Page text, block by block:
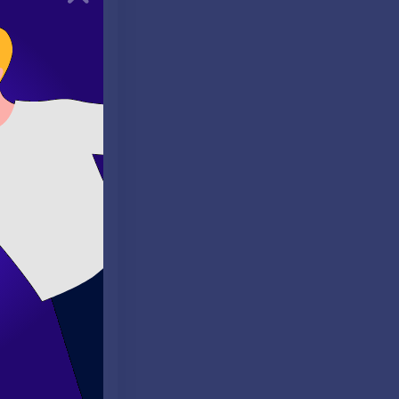
açıklar.
Burada,
therefore, I
bir bağlantı
we went
güçlendirir.
dikkat edin.